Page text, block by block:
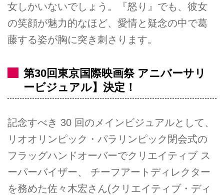
女しかいないでしょう。『怒り』でも、彼女
の笑顔が魅力的なほど、愛情と疑念の中で葛
藤する姿が胸に突き刺さります。
第30回東京国際映画祭 アニバーサリ
ービジュアル】決定！
記念すべき 30 回のメインビジュアルとして、
リオオリンピック・パラリンピック閉会式の
フラッグハンドオーバーでクリエイティブ ス
ーパーバイザー、 チーフアートディレクター
を務めた佐々木宏さん(クリエイティブ・ディ